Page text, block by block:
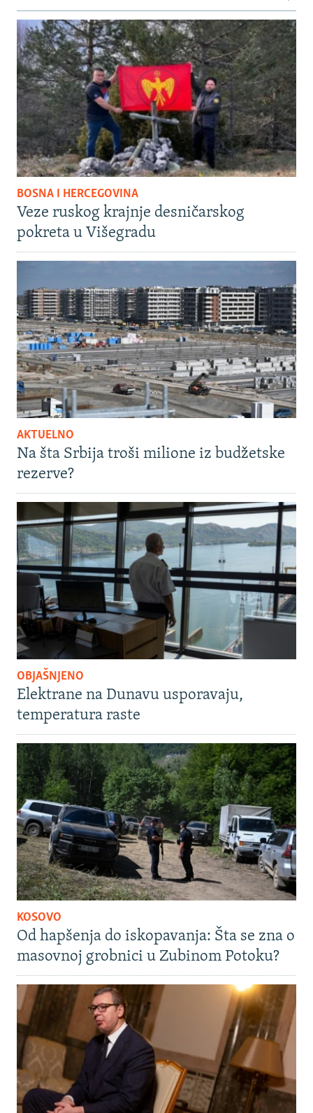
BOSNA I HERCEGOVINA
Veze ruskog krajnje desničarskog
pokreta u Višegradu
AKTUELNO
Na šta Srbija troši milione iz budžetske
rezerve?
OBJAŠNJENO
Elektrane na Dunavu usporavaju,
temperatura raste
KOSOVO
Od hapšenja do iskopavanja: Šta se zna o
masovnoj grobnici u Zubinom Potoku?